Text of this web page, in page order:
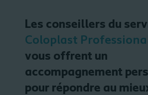
Les conseillers du
Coloplast
vous offrent un
accompagnement
pour répondre au